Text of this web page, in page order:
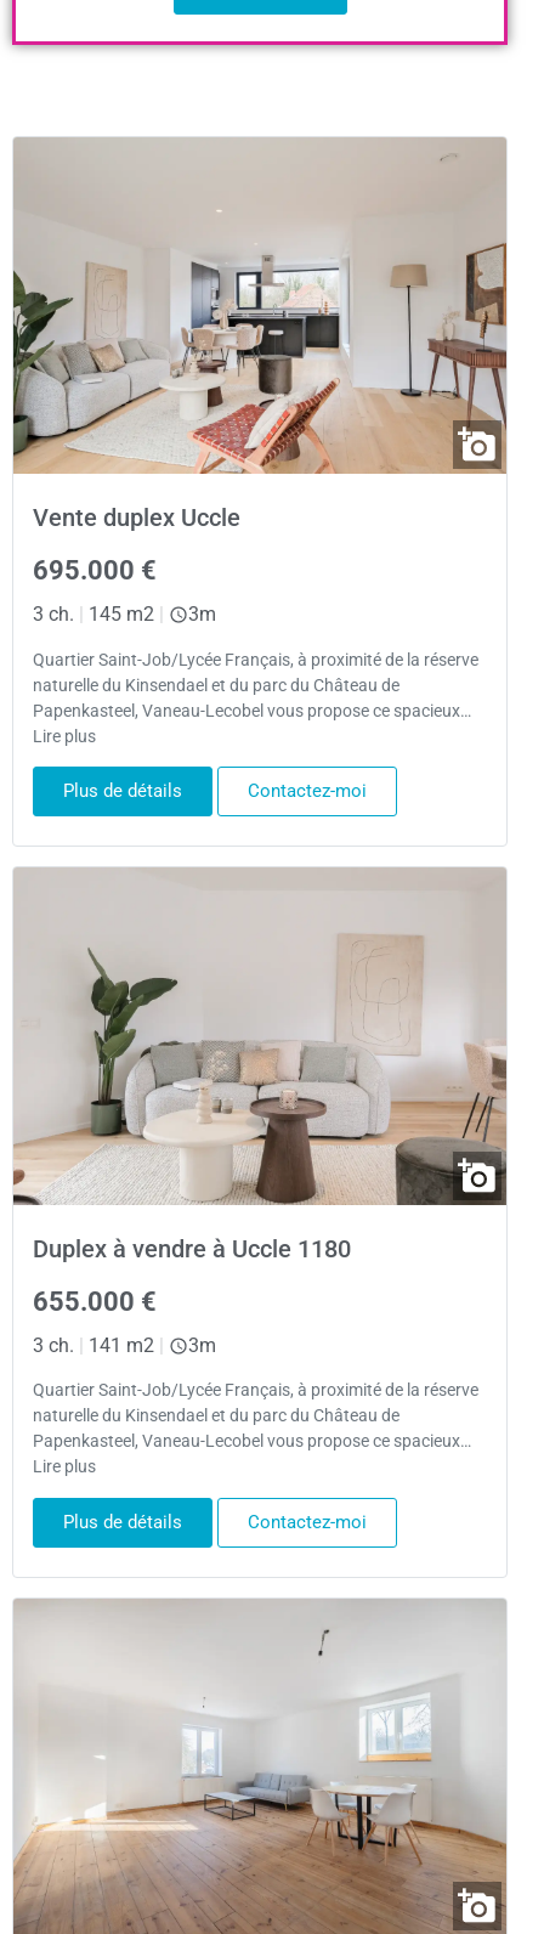
Vente duplex Uccle
695.000 €
3 ch. 145 m2 3m
Quartier Saint-Job/Lycée Français, à proximité de la réserve
naturelle du Kinsendael et du parc du Château de
Papenkasteel, Vaneau-Lecobel vous propose ce spacieux…
Lire plus
Plus de détails Contactez-moi
Duplex à vendre à Uccle 1180
655.000 €
3 ch. | 141 m2 | 3m
Quartier Saint-Job/Lycée Français, à proximité de la réserve
naturelle du Kinsendael et du parc du Château de
Papenkasteel, Vaneau-Lecobel vous propose ce spacieux…
Lire plus
Plus de détails Contactez-moi